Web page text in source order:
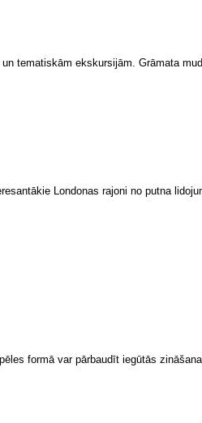
tematiskām ekskursijām. Grāmata
Londonas rajoni no putna
formā var pārbaudīt iegūtās